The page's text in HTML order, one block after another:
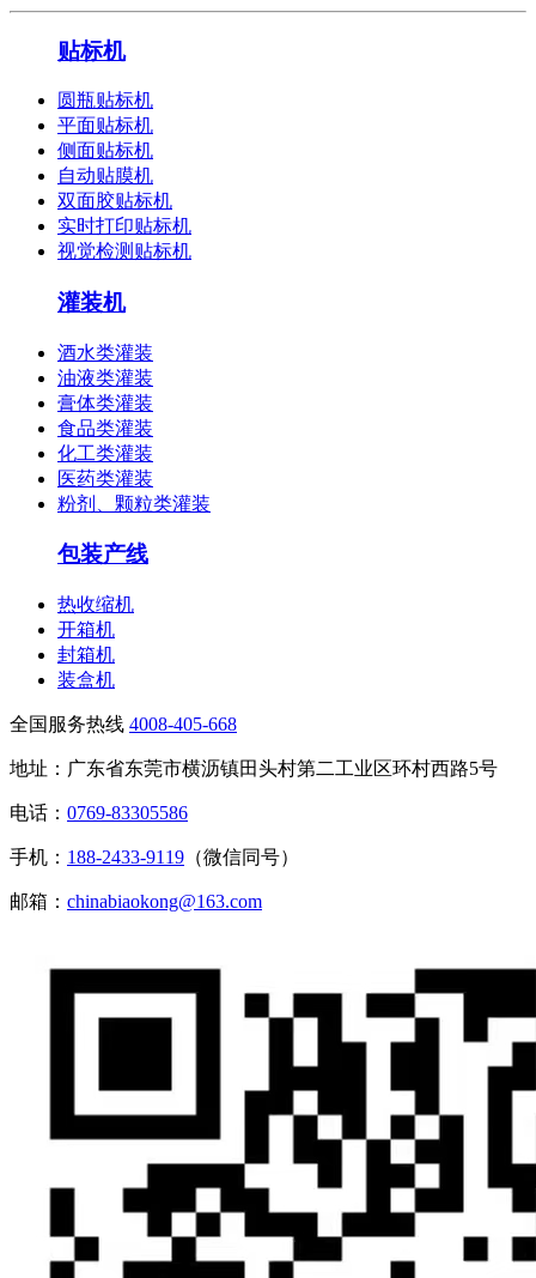
贴标机
圆瓶贴标机
平面贴标机
侧面贴标机
自动贴膜机
双面胶贴标机
实时打印贴标机
视觉检测贴标机
灌装机
酒水类灌装
油液类灌装
膏体类灌装
食品类灌装
化工类灌装
医药类灌装
粉剂、颗粒类灌装
包装产线
热收缩机
开箱机
封箱机
装盒机
全国服务热线 4008-405-668
地址：广东省东莞市横沥镇田头村第二工业区环村西路5号
电话： 0769-83305586
手机： 188-2433-9119 （微信同号）
邮箱： chinabiaokong@163.com